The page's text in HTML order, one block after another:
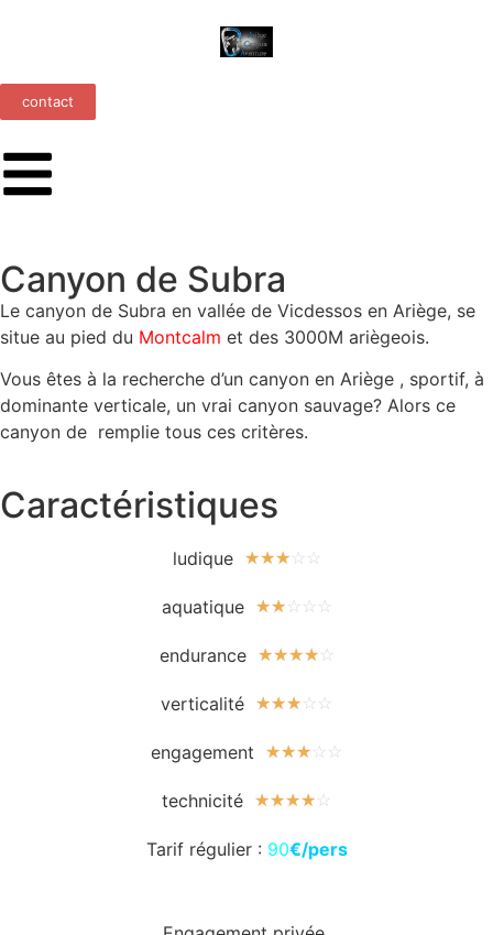
contact
Canyon de Subra
Le canyon de Subra en vallée de Vicdessos en Ariège, se
situe au pied du Montcalm et des 3000M ariègeois.
Vous êtes à la recherche d’un canyon en Ariège , sportif, à
dominante verticale, un vrai canyon sauvage? Alors ce
canyon de remplie tous ces critères.
Caractéristiques
ludique ☆☆☆☆☆
aquatique ☆☆☆☆☆
endurance ☆☆☆☆☆
verticalité ☆☆☆☆☆
engagement ☆☆☆☆☆
technicité ☆☆☆☆☆
Tarif régulier : 90€/pers